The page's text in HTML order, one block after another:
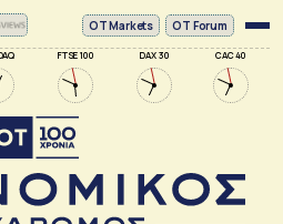
FTSE 100 DAX 30 CAC 40
ΟΤ Markets OT Forum